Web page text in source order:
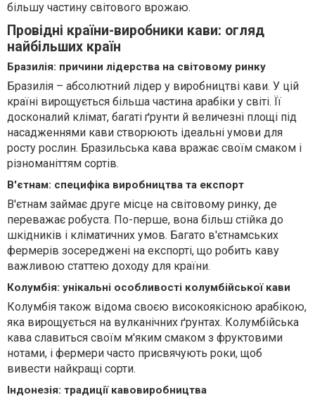
більшу частину світового врожаю.
Провідні країни-виробники кави: огляд
найбільших країн
Бразилія: причини лідерства на світовому ринку
Бразилія – абсолютний лідер у виробництві кави. У цій
країні вирощується більша частина арабіки у світі. Її
досконалий клімат, багаті ґрунти й величезні площі під
насадженнями кави створюють ідеальні умови для
росту рослин. Бразильська кава вражає своїм смаком і
різноманіттям сортів.
В'єтнам: специфіка виробництва та експорт
В'єтнам займає друге місце на світовому ринку, де
переважає робуста. По-перше, вона більш стійка до
шкідників і кліматичних умов. Багато в'єтнамських
фермерів зосереджені на експорті, що робить каву
важливою статтею доходу для країни.
Колумбія: унікальні особливості колумбійської кави
Колумбія також відома своєю високоякісною арабікою,
яка вирощується на вулканічних ґрунтах. Колумбійська
кава славиться своїм м'яким смаком з фруктовими
нотами, і фермери часто присвячують роки, щоб
вивести найкращі сорти.
Індонезія: традиції кавовиробництва